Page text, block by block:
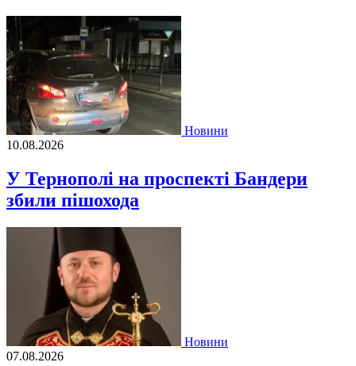
Новини
10.08.2026
У Тернополі на проспекті Бандери
збили пішохода
Новини
07.08.2026